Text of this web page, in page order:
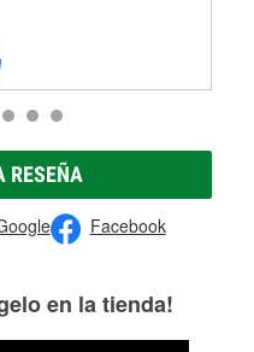
RESEÑA
Facebook
en la tienda!